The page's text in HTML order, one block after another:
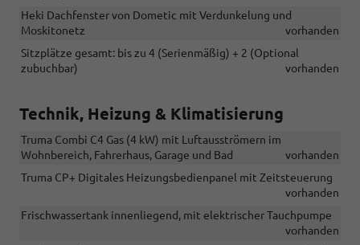
Heki Dachfenster von Dometic mit Verdunkelung und
Moskitonetz
vorhanden
Sitzplätze gesamt: bis zu 4 (Serienmäßig) + 2 (Optional
zubuchbar)
vorhanden
Technik, Heizung & Klimatisierung
Truma Combi C4 Gas (4 kW) mit Luftausströmern im
Wohnbereich, Fahrerhaus, Garage und Bad
vorhanden
Truma CP+ Digitales Heizungsbedienpanel mit Zeitsteuerung
vorhanden
Frischwassertank innenliegend, mit elektrischer Tauchpumpe
vorhanden